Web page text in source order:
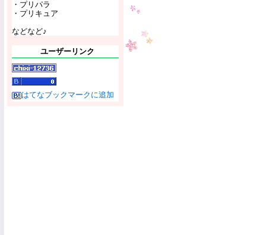
・プリパラ
・プリキュア
などなど♪
ユーザーリンク
はてなブックマークに追加